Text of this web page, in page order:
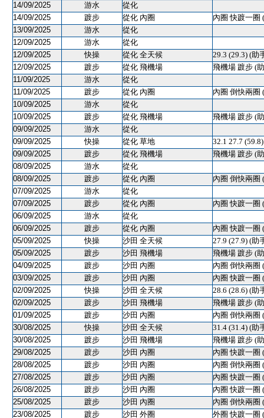
14/09/2025
游水
從化
14/09/2025
踱步 從化 內圈
內圈 快踱一圈
13/09/2025
游水
從化
12/09/2025
游水
從化
12/09/2025
快操 從化 全天候
29.3 (29.3) (助
12/09/2025
踱步 從化 飛機場
飛機場 踱步 (
11/09/2025
游水
從化
11/09/2025
踱步 從化 內圈
內圈 倒快兩圈
10/09/2025
游水
從化
10/09/2025
踱步 從化 飛機場
飛機場 踱步 (
09/09/2025
游水
從化
09/09/2025
快操 從化 草地
32.1 27.7
09/09/2025
踱步 從化 飛機場
飛機場 踱步 (
08/09/2025
游水
從化
08/09/2025
踱步 從化 內圈
內圈 倒快兩圈
07/09/2025
游水
從化
07/09/2025
踱步 從化 內圈
內圈 快踱一圈
06/09/2025
游水
從化
06/09/2025
踱步 從化 內圈
內圈 快踱一圈
05/09/2025
快操 沙田 全天候
27.9 (27.9) (助
05/09/2025
踱步 沙田 飛機場
飛機場 踱步 (
04/09/2025
踱步 沙田 內圈
內圈 倒快兩圈
03/09/2025
踱步 沙田 內圈
內圈 快踱一圈
02/09/2025
快操 沙田 全天候
28.6 (28.6) (助
02/09/2025
踱步 沙田 飛機場
飛機場 踱步 (
01/09/2025
踱步 沙田 內圈
內圈 倒快兩圈
30/08/2025
快操 沙田 全天候
31.4 (31.4) (助
30/08/2025
踱步 沙田 飛機場
飛機場 踱步 (
29/08/2025
踱步 沙田 內圈
內圈 快踱一圈
28/08/2025
踱步 沙田 內圈
內圈 倒快兩圈
27/08/2025
踱步 沙田 內圈
內圈 快踱一圈
26/08/2025
踱步 沙田 內圈
內圈 快踱一圈
25/08/2025
踱步 沙田 內圈
內圈 倒快兩圈
23/08/2025
踱步 沙田 外圈
外圈 快踱一圈